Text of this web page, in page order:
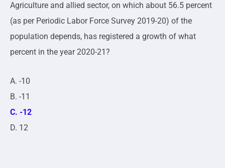
Agriculture and allied sector, on which about 56.5 percent
(as per Periodic Labor Force Survey 2019-20) of the
population depends, has registered a growth of what
percent in the year 2020-21?
A. -10
B. -11
C. -12
D. 12